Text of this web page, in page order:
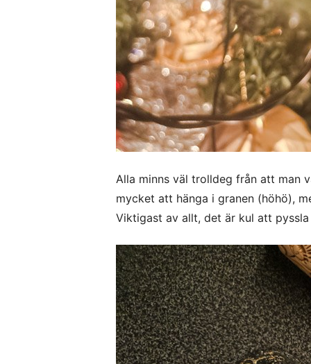
Alla minns väl trolldeg från att man
mycket att hänga i granen (höhö),
Viktigast av allt, det är kul att pyssla